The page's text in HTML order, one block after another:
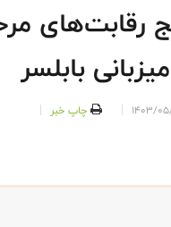
رقابت‌های
بابلسر
1403/ چاپ خبر